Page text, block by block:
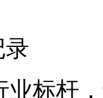
录
业标杆